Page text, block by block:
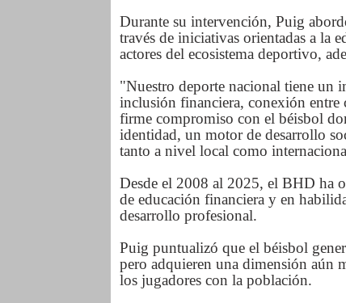
Durante su intervención, Puig
través de iniciativas orientadas a la
actores del ecosistema deportivo,
"Nuestro deporte nacional tiene un
inclusión financiera, conexión entre
firme compromiso con el béisbol
identidad, un motor de desarrollo
tanto a nivel local como
Desde el 2008 al 2025, el BHD ha
de educación financiera y en
desarrollo profesional.
Puig puntualizó que el béisbol
pero adquieren una dimensión aún
los jugadores con la población.